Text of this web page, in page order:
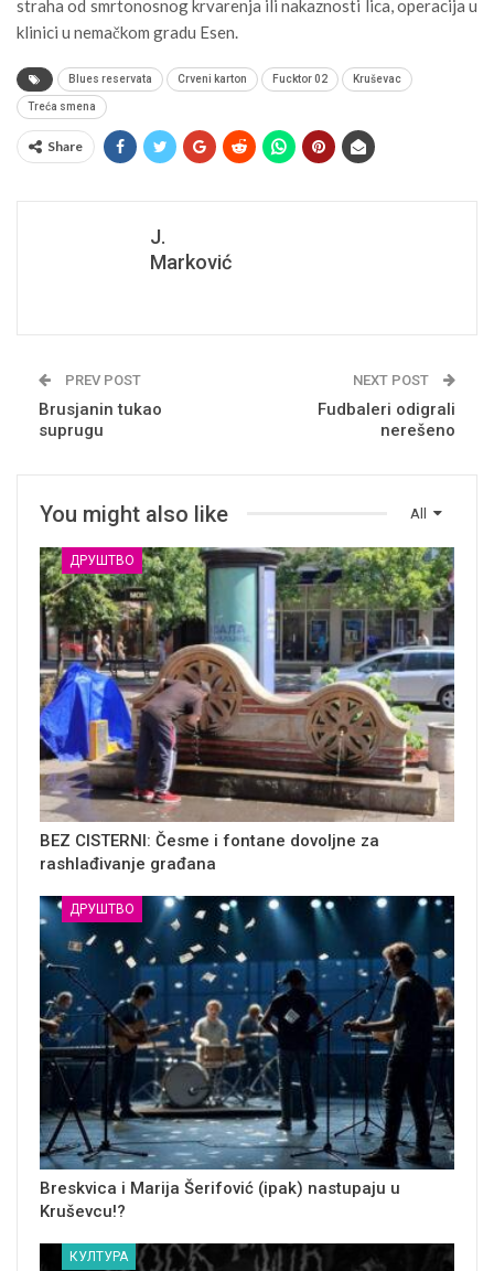
straha od smrtonosnog krvarenja ili nakaznosti lica, operacija u
klinici u nemačkom gradu Esen.
Blues reservata Crveni karton Fucktor 02 Kruševac
Treća smena
Share
J.
Marković
PREV POST
Brusjanin tukao
suprugu
NEXT POST
Fudbaleri odigrali
nerešeno
All
You might also like
ДРУШТВО
BEZ CISTERNI: Česme i fontane dovoljne za
rashlađivanje građana
ДРУШТВО
Breskvica i Marija Šerifović (ipak) nastupaju u
Kruševcu!?
КУЛТУРА